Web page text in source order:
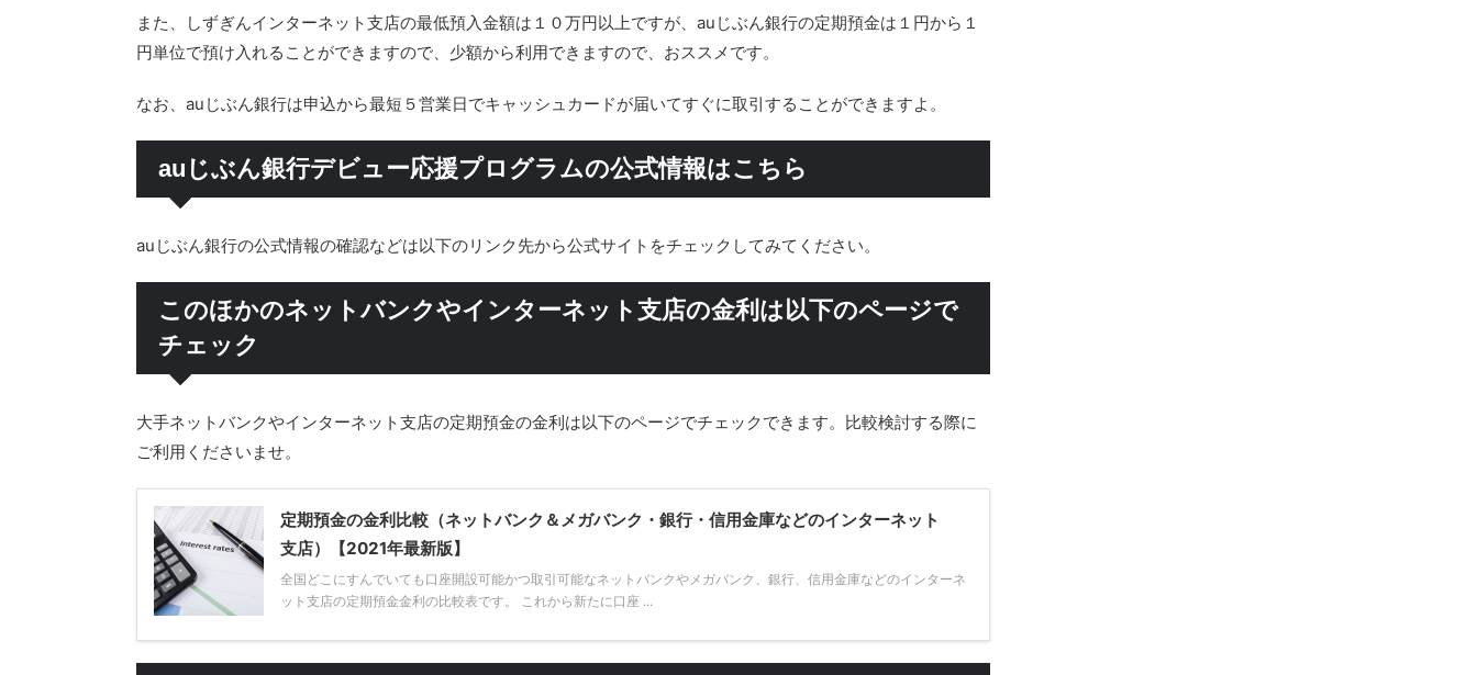
また、しずぎんインターネット支店の最低預入金額は１０万円以上ですが、auじぶん銀行の定期預金は１円から１
円単位で預け入れることができますので、少額から利用できますので、おススメです。
なお、auじぶん銀行は申込から最短５営業日でキャッシュカードが届いてすぐに取引することができますよ。
auじぶん銀行デビュー応援プログラムの公式情報はこちら
auじぶん銀行の公式情報の確認などは以下のリンク先から公式サイトをチェックしてみてください。
このほかのネットバンクやインターネット支店の金利は以下のページで
チェック
大手ネットバンクやインターネット支店の定期預金の金利は以下のページでチェックできます。比較検討する際に
ご利用くださいませ。
定期預金の金利比較（ネットバンク＆メガバンク・銀行・信用金庫などのインターネット
支店）【2021年最新版】
全国どこにすんでいても口座開設可能かつ取引可能なネットバンクやメガバンク、銀行、信用金庫などのインターネ
ット支店の定期預金金利の比較表です。 これから新たに口座 ...